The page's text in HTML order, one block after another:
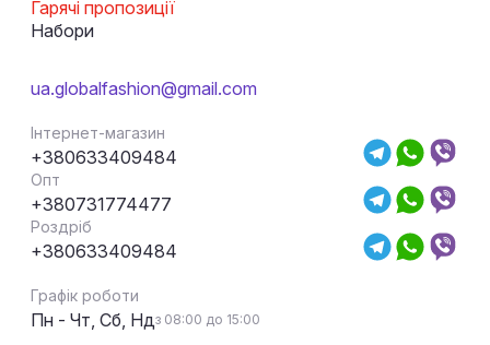
Гарячі пропозиції
Набори
ua.globalfashion@gmail.com
Інтернет-магазин
+380633409484
Опт
+380731774477
Роздріб
+380633409484
Графік роботи
Пн - Чт, Сб, Ндз 08:00 до 15:00